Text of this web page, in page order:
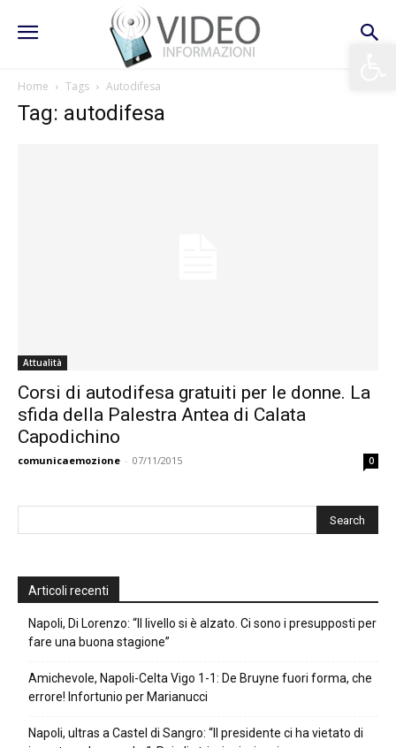
Home Tags Autodifesa
Tag: autodifesa
Attualità
Corsi di autodifesa gratuiti per le donne. La
sfida della Palestra Antea di Calata
Capodichino
comunicaemozione - 07/11/2015 0
Articoli recenti
Napoli, Di Lorenzo: “Il livello si è alzato. Ci sono i presupposti per
fare una buona stagione”
Amichevole, Napoli-Celta Vigo 1-1: De Bruyne fuori forma, che
errore! Infortunio per Marianucci
Napoli, ultras a Castel di Sangro: “Il presidente ci ha vietato di